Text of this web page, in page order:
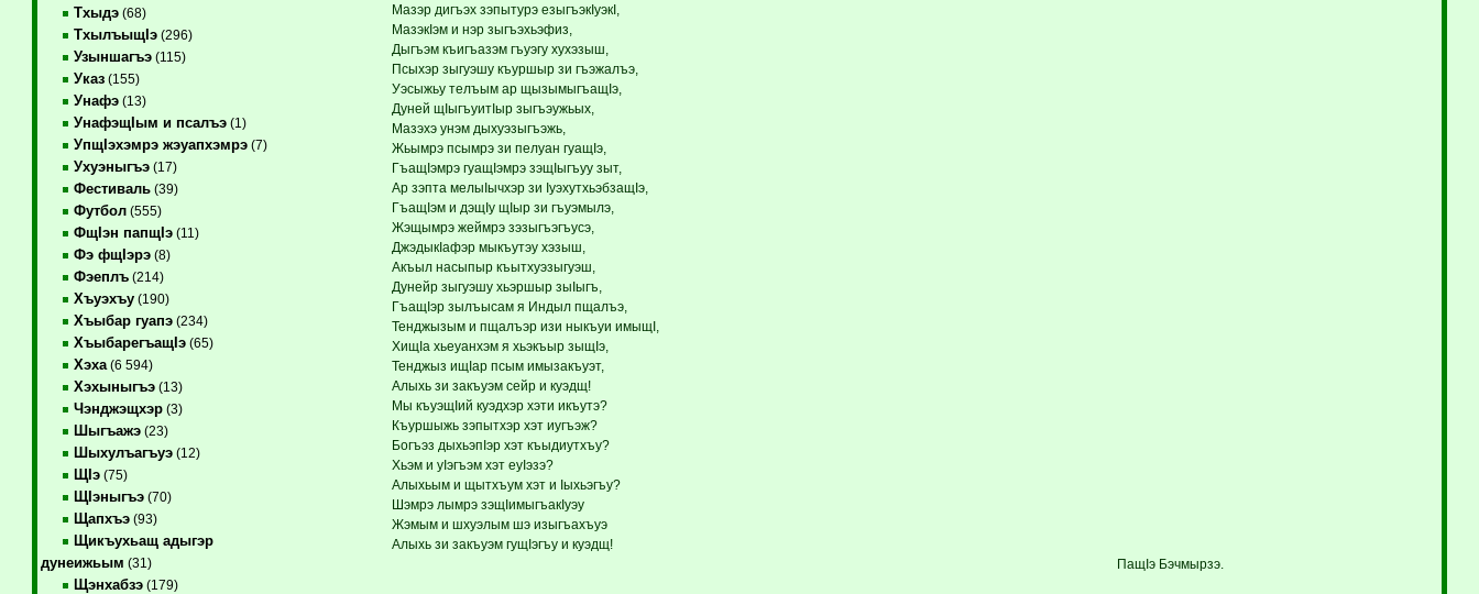
Тхыдэ(68)
ТхылъыщIэ(296)
Узыншагъэ(115)
Указ(155)
Унафэ(13)
УнафэщIым и псалъэ(1)
УпщIэхэмрэ жэуапхэмрэ(7)
Ухуэныгъэ(17)
Фестиваль(39)
Футбол(555)
ФщIэн папщIэ(11)
Фэ фщIэрэ(8)
Фэеплъ(214)
Хъуэхъу(190)
Хъыбар гуапэ(234)
ХъыбарегъащIэ(65)
Хэха(6 594)
Хэхыныгъэ(13)
Чэнджэщхэр(3)
Шыгъажэ(23)
Шыхулъагъуэ(12)
ЩIэ(75)
ЩIэныгъэ(70)
Щапхъэ(93)
Щикъухьащ адыгэр
дунеижьым (31)
Щэнхабзэ(179)
Мазэр дигъэх зэпытурэ езыгъэкIуэкI,
МазэкIэм и нэр зыгъэхьэфиз,
Дыгъэм къигъазэм гъуэгу хухэзыш,
Псыхэр зыгуэшу къуршыр зи гъэжалъэ,
Уэсыжьу телъым ар щызымыгъащIэ,
Дуней щIыгъуитIыр зыгъэужьых,
Мазэхэ унэм дыхуэзыгъэжь,
Жьымрэ псымрэ зи пелуан гуащIэ,
ГъащIэмрэ гуащIэмрэ зэщIыгъуу зыт,
Ар зэпта мелыIычхэр зи IуэхутхьэбзащIэ,
ГъащIэм и дэщIу щIыр зи гъуэмылэ,
Жэщымрэ жеймрэ зэзыгъэгъусэ,
ДжэдыкIафэр мыкъутэу хэзыш,
Акъыл насыпыр къытхуэзыгуэш,
Дунейр зыгуэшу хьэршыр зыIыгъ,
ГъащIэр зылъысам я Индыл пщалъэ,
Тенджызым и пщалъэр изи ныкъуи имыщI,
ХищIа хьеуанхэм я хьэкъыр зыщIэ,
Тенджыз ищIар псым имызакъуэт,
Алыхь зи закъуэм сейр и куэдщ!
Мы къуэщIий куэдхэр хэти икъутэ?
Къуршыжь зэпытхэр хэт иугъэж?
Богъэз дыхьэпIэр хэт къыдиутхъу?
Хьэм и уIэгъэм хэт еуIэзэ?
Алыхьым и щытхъум хэт и Iыхьэгъу?
Шэмрэ лымрэ зэщIимыгъакIуэу
Жэмым и шхуэлым шэ изыгъахъуэ
Алыхь зи закъуэм гущIэгъу и куэдщ!
ПащIэ Бэчмырзэ.